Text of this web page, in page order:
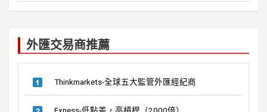
外匯交易商推薦
Thinkmarkets-全球五大監管外匯經紀商